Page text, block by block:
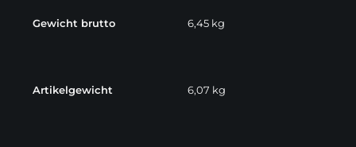
Gewicht brutto 6,45 kg
Artikelgewicht 6,07 kg